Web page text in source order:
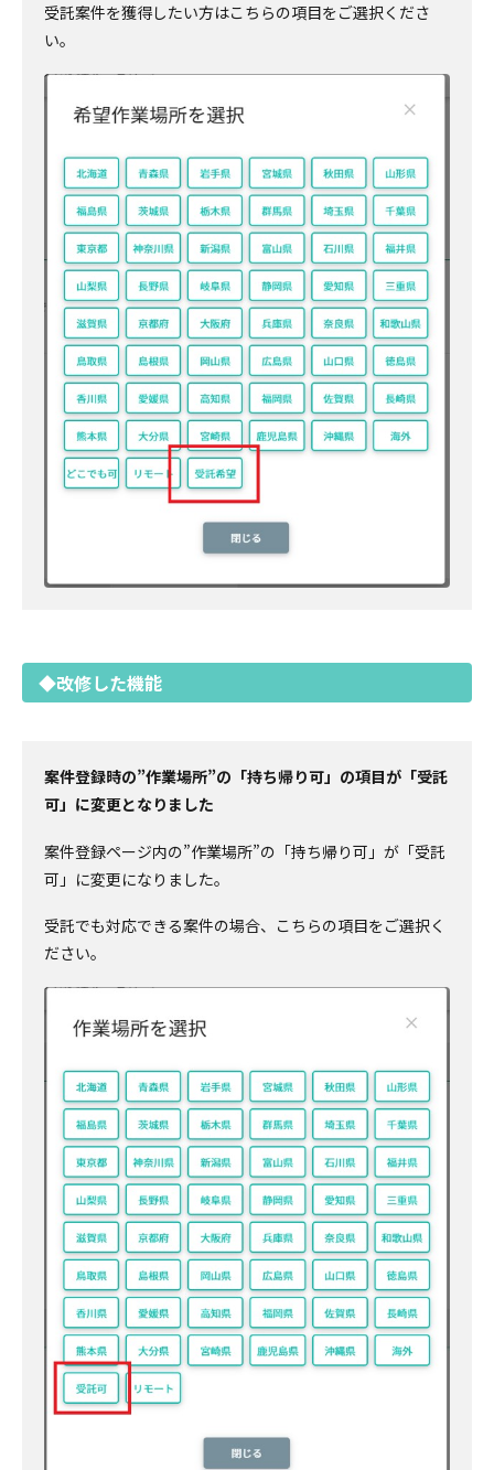
受託案件を獲得したい方はこちらの項目をご選択くださ
い。
◆改修した機能
案件登録時の”作業場所”の「持ち帰り可」の項目が「受託
可」に変更となりました
案件登録ページ内の”作業場所”の「持ち帰り可」が「受託
可」に変更になりました。
受託でも対応できる案件の場合、こちらの項目をご選択く
ださい。